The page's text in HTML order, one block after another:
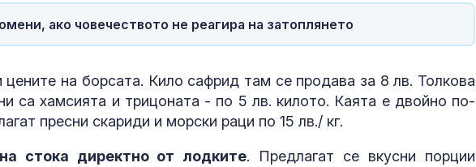
ако човечеството не реагира на затоплянето
цените на борсата. Кило сафрид там се продава за 8 лв. Толкова
са хамсията и трицоната - по 5 лв. килото. Каята е двойно по-
пресни скариди и морски раци по 15 лв./ кг.
стока директно от лодките. Предлагат се вкусни порции